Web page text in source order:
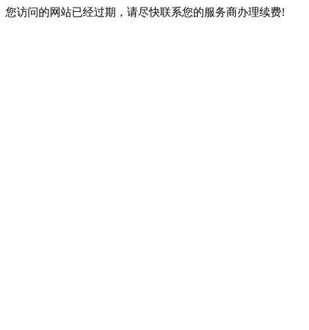
您访问的网站已经过期，请尽快联系您的服务商办理续费!